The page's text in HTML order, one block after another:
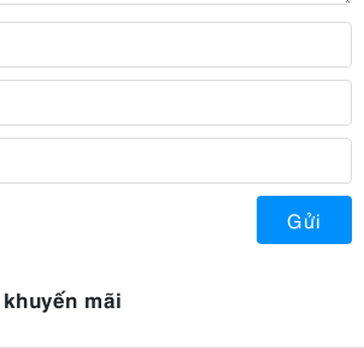
Gửi
mãi